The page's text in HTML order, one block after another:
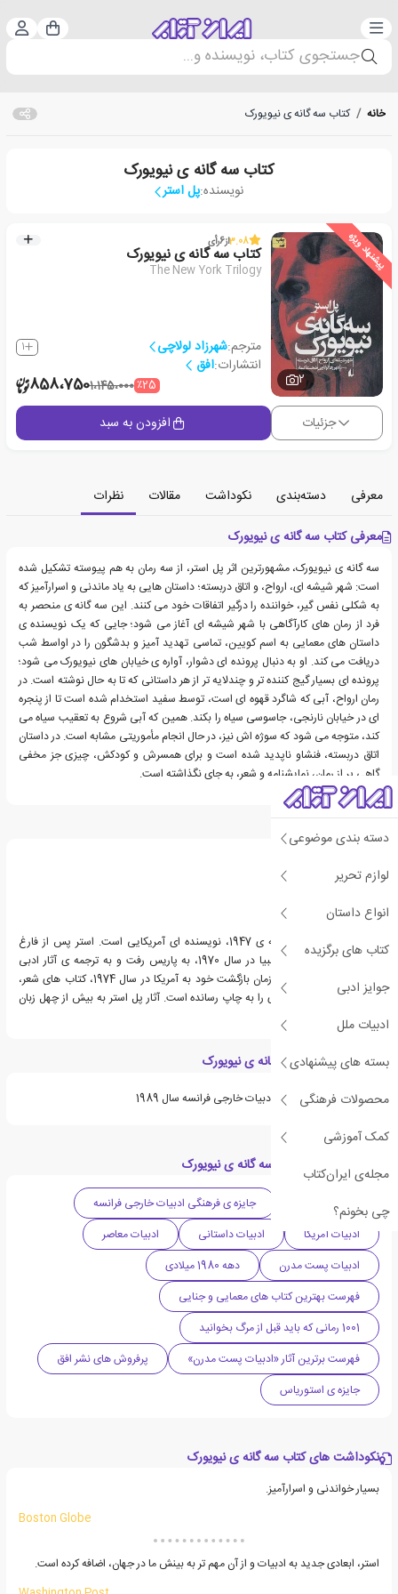
دسته‌بندی سبد
جستجوی کتاب، نویسنده و...
دسته بندی موضوعی
لوازم تحریر
انواع داستان
کتاب های برگزیده
جوایز ادبی
ادبیات ملل
بسته های پیشنهادی
محصولات فرهنگی
کمک آموزشی
مجله‌ی ایران‌کتاب
چی بخونم؟
خانه / کتاب سه گانه ی نیویورک
کتاب سه گانه ی نیویورک
نویسنده:پل استر
پیشنهاد ویژه
2
3.08از6رأی
کتاب سه گانه ی نیویورک
The New York Trilogy
مترجم:شهرزاد لولاچی 1
انتشارات:افق
٪251،145،000858،750
جزئیات افزودن به سبد
معرفی دسته‌بندی نکوداشت مقالات
نظرات
معرفی کتاب سه گانه ی نیویورک
سه گانه ی نیویورک، مشهورترین اثر پل استر، از سه رمان به هم پیوسته تشکیل شده
است: شهر شیشه ای، ارواح، و اتاق دربسته؛ داستان هایی به یاد ماندنی و اسرارآمیز که
به شکلی نفس گیر، خواننده را درگیر اتفاقات خود می کنند. این سه گانه ی منحصر به
فرد از رمان های کارآگاهی با شهر شیشه ای آغاز می شود؛ جایی که یک نویسنده ی
داستان های معمایی به اسم کویین، تماسی تهدید آمیز و بدشگون را در اواسط شب
دریافت می کند. او به دنبال پرونده ای دشوار، آواره ی خیابان های نیویورک می شود؛
پرونده ای بسیار گیج کننده تر و چندلایه تر از هر داستانی که تا به حال نوشته است. در
رمان ارواح، آبی که شاگرد قهوه ای است، توسط سفید استخدام شده است تا از پنجره
ای در خیابان نارنجی، جاسوسی سیاه را بکند. همین که آبی شروع به تعقیب سیاه می
کند، متوجه می شود که سوژه اش نیز، در حال انجام مأموریتی مشابه است. در داستان
اتاق دربسته، فنشاو ناپدید شده است و برای همسرش و کودکش، چیزی جز مخفی
گاهی پر از رمان، نمایشنامه و شعر، به جای نگذاشته است.
پل استر، زاده ی 3 فوریه ی 1947، نویسنده ای آمریکایی است. استر پس از فارغ
التحصیلی از دانشگاه کلمبیا در سال 1970، به پاریس رفت و به ترجمه ی آثار ادبی
فرانسوی روی آورد. او از زمان بازگشت خود به آمریکا در سال 1974، کتاب های شعر،
مقاله و رمان های متعددی را به چاپ رسانده است. آثار پل استر به بیش از چهل زبان
ترجمه شده اند.
ویژگی های کتاب سه گانه ی نیویورک
برنده ی جایزه ی فرهنگی ادبیات خارجی فرانسه سال 1989
دسته بندی های کتاب سه گانه ی نیویورک
داستان معمایی
جایزه ی فرهنگی ادبیات خارجی فرانسه
ادبیات آمریکا
ادبیات داستانی
ادبیات معاصر
ادبیات پست مدرن
دهه 1980 میلادی
فهرست بهترین کتاب های معمایی و جنایی
1001 رمانی که باید قبل از مرگ بخوانید
فهرست برترین آثار «ادبیات پست مدرن»
پرفروش های نشر افق
جایزه ی استوریاس
نکوداشت های کتاب سه گانه ی نیویورک
بسیار خواندنی و اسرارآمیز.
Boston Globe
استر، ابعادی جدید به ادبیات و از آن مهم تر به بینش ما در جهان، اضافه کرده است.